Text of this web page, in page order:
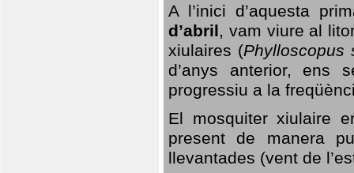
A l’inici d’aquesta
d’abril, vam viure al
xiulaires (Phylloscopus
d’anys anterior, ens
progressiu a la
El mosquiter xiulaire
present de manera
llevantades (vent de